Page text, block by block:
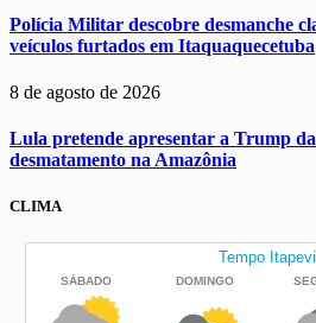
Polícia Militar descobre desmanche
veículos furtados em Itaquaquecetuba
8 de agosto de 2026
Lula pretende apresentar a Trump
desmatamento na Amazônia
CLIMA